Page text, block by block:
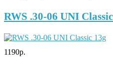
RWS .30-06 UNI
1190р.